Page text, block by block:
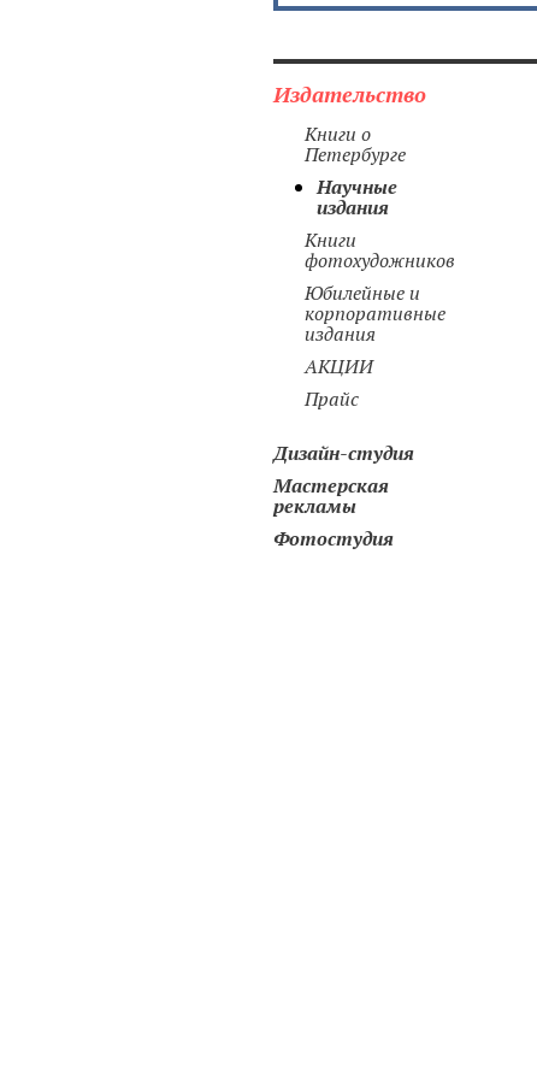
Издательство
Книги о
Петербурге
Научные
издания
Книги
фотохудожников
Юбилейные и
корпоративные
издания
АКЦИИ
Прайс
Дизайн-студия
Мастерская
рекламы
Фотостудия